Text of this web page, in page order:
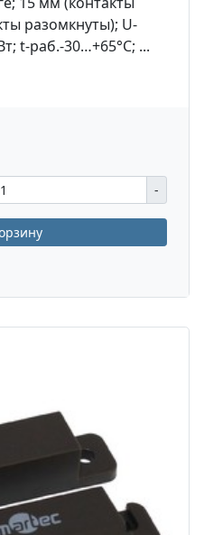
разомкнуты); U-
t-раб.-30…+65°С; ...
-